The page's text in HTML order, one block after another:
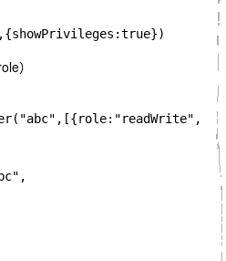
{showPrivileges :true}
）
( "abc" , [{role: "readWrite" ,db :
,